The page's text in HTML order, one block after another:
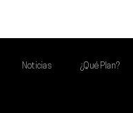
Noticias ¿Qué Plan?